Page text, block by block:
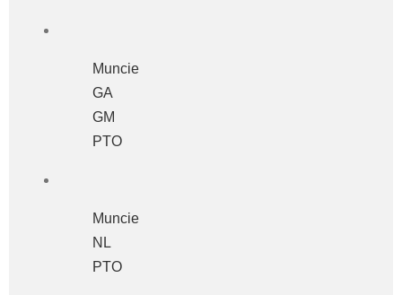
Muncie
GA
GM
PTO
Muncie
NL
PTO